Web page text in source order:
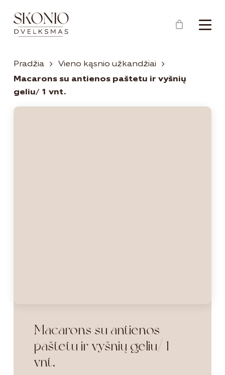
Menu
Krepšelis Close
Cart
Pradžia
Vieno kąsnio užkandžiai
Macarons su antienos paštetu ir vyšnių
geliu/ 1 vnt.
Macarons su antienos
paštetu ir vyšnių geliu/ 1
vnt.